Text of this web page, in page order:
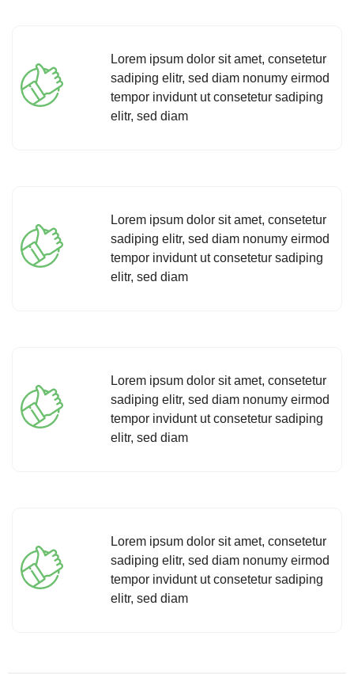
Lorem ipsum dolor sit amet, consetetur
sadiping elitr, sed diam nonumy eirmod
tempor invidunt ut consetetur sadiping
elitr, sed diam
Lorem ipsum dolor sit amet, consetetur
sadiping elitr, sed diam nonumy eirmod
tempor invidunt ut consetetur sadiping
elitr, sed diam
Lorem ipsum dolor sit amet, consetetur
sadiping elitr, sed diam nonumy eirmod
tempor invidunt ut consetetur sadiping
elitr, sed diam
Lorem ipsum dolor sit amet, consetetur
sadiping elitr, sed diam nonumy eirmod
tempor invidunt ut consetetur sadiping
elitr, sed diam